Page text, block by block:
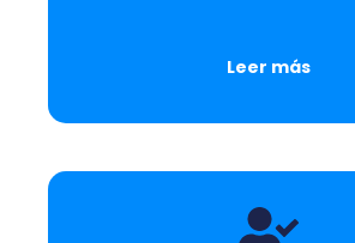
Leer más